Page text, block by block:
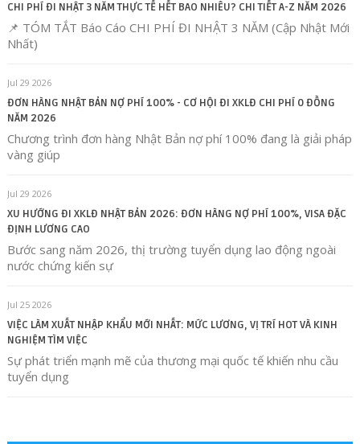
CHI PHÍ ĐI NHẬT 3 NĂM THỰC TẾ HẾT BAO NHIÊU? CHI TIẾT A-Z NĂM 2026
📌 TÓM TẮT Báo Cáo CHI PHÍ ĐI NHẬT 3 NĂM (Cập Nhật Mới
Nhất)
Jul 29 2026
ĐƠN HÀNG NHẬT BẢN NỢ PHÍ 100% - CƠ HỘI ĐI XKLĐ CHI PHÍ 0 ĐỒNG
NĂM 2026
Chương trình đơn hàng Nhật Bản nợ phí 100% đang là giải pháp
vàng giúp
Jul 29 2026
XU HƯỚNG ĐI XKLĐ NHẬT BẢN 2026: ĐƠN HÀNG NỢ PHÍ 100%, VISA ĐẶC
ĐỊNH LƯƠNG CAO
Bước sang năm 2026, thị trường tuyển dụng lao động ngoài
nước chứng kiến sự
Jul 25 2026
VIỆC LÀM XUẤT NHẬP KHẨU MỚI NHẤT: MỨC LƯƠNG, VỊ TRÍ HOT VÀ KINH
NGHIỆM TÌM VIỆC
Sự phát triển mạnh mẽ của thương mại quốc tế khiến nhu cầu
tuyển dụng